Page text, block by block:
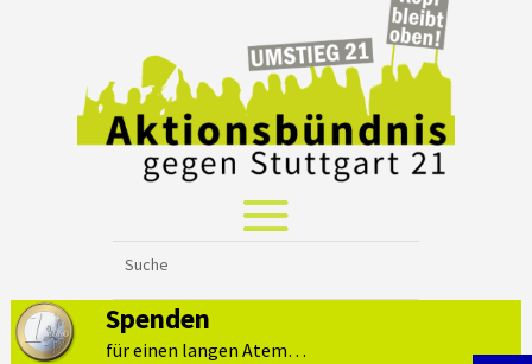
Spenden
für einen langen Atem…